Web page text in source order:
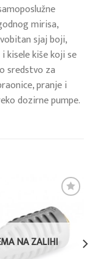
mirisa,
sjaj boji,
kisele kiše koji se
sredstvo za
pranje i
dozirne pumpe.
wishlist
NA ZALIHI